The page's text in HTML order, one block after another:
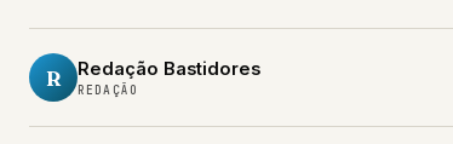
R Redação Bastidores
REDAÇÃO